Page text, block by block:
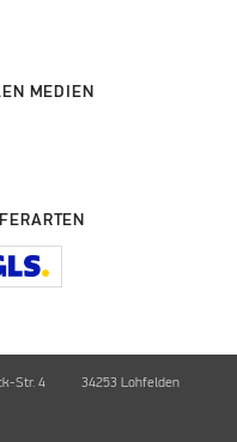
MEDIEN
Str. 4 34253 Lohfelden